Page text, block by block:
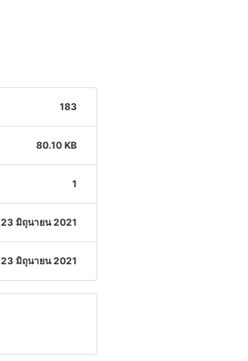
183
80.10 KB
1
23 มิถุนายน 2021
23 มิถุนายน 2021